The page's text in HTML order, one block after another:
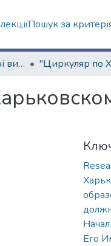
Пошук за
Харківські періодичні видання
Его